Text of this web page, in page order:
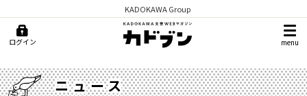
KADOKAWA Group
ログイン menu
ニュース